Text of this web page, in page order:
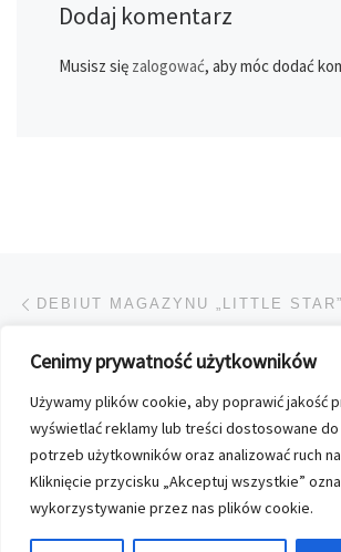
Cenimy prywatność użytkowników
Używamy plików cookie, aby poprawić jakość
wyświetlać reklamy lub treści dostosowane
potrzeb użytkowników oraz analizować ruch
Kliknięcie przycisku „Akceptuj wszystkie”
wykorzystywanie przez nas plików cookie.
Dodaj komentarz
Musisz się zalogować, aby móc dodać
Przeglądanie Wpisów
DEBIUT MAGAZYNU „LITTLE STAR”
„WYBORCZA” Z
© 2026 Nasz Kolporter – Wszelkie